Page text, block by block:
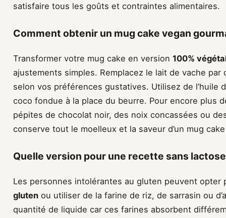
satisfaire tous les goûts et contraintes alimentaires.
Comment obtenir un mug cake vegan
Transformer votre mug cake en version 100%
ajustements simples. Remplacez le lait de vache par
selon vos préférences gustatives. Utilisez de l’huile
coco fondue à la place du beurre. Pour encore plus
pépites de chocolat noir, des noix concassées ou
conserve tout le moelleux et la saveur d’un mug
Quelle version pour une recette sans
Les personnes intolérantes au gluten peuvent opter
gluten ou utiliser de la farine de riz, de sarrasin ou
quantité de liquide car ces farines absorbent